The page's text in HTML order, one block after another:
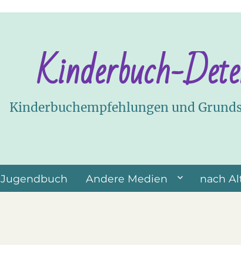
Kinderbuch-
Kinderbuchempfehlungen und
Jugendbuch Andere Medien nach